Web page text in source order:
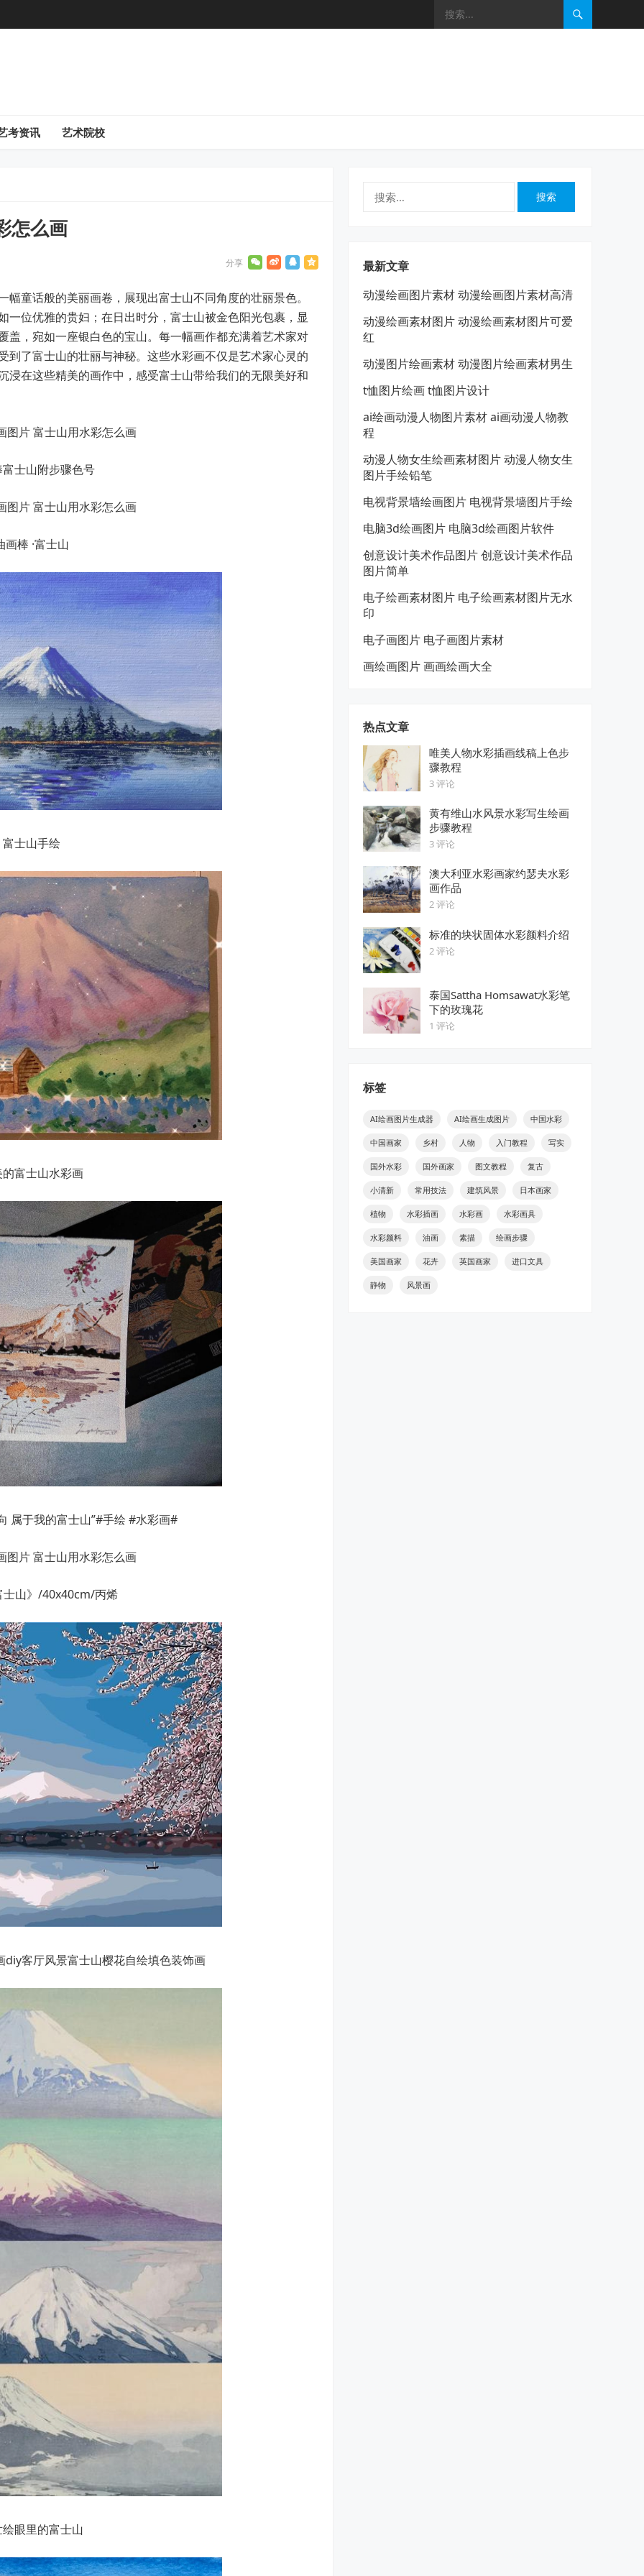
考资讯 艺术院校
怎么画
童话般的美丽画卷，展现出富士山不同角度的壮丽景色。
位优雅的贵妇；在日出时分，富士山被金色阳光包裹，显
盖，宛如一座银白色的宝山。每一幅画作都充满着艺术家对
了富士山的壮丽与神秘。这些水彩画不仅是艺术家心灵的
在这些精美的画作中，感受富士山带给我们的无限美好和
士山附步骤色号
画棒 ·富士山
富士山手绘
富士山水彩画
属于我的富士山”#手绘 #水彩画#
士山》/40x40cm/丙烯
客厅风景富士山樱花自绘填色装饰画
眼里的富士山
最新文章
动漫绘画图片素材 动漫绘画图片素材高清
动漫绘画素材图片 动漫绘画素材图片可爱
红
动漫图片绘画素材 动漫图片绘画素材男生
t恤图片绘画 t恤图片设计
ai绘画动漫人物图片素材 ai画动漫人物教
程
动漫人物女生绘画素材图片 动漫人物女生
图片手绘铅笔
电视背景墙绘画图片 电视背景墙图片手绘
电脑3d绘画图片 电脑3d绘画图片软件
创意设计美术作品图片 创意设计美术作品
图片简单
电子绘画素材图片 电子绘画素材图片无水
印
电子画图片 电子画图片素材
画绘画图片 画画绘画大全
热点文章
唯美人物水彩插画线稿上色步
骤教程
3 评论
黄有维山水风景水彩写生绘画
步骤教程
3 评论
澳大利亚水彩画家约瑟夫水彩
画作品
2 评论
标准的块状固体水彩颜料介绍
2 评论
泰国Sattha Homsawat水彩笔
下的玫瑰花
1 评论
标签
AI绘画图片生成器 AI绘画生成图片 中国水彩
中国画家 乡村 人物 入门教程 写实
国外水彩 国外画家 图文教程 复古
小清新 常用技法 建筑风景 日本画家
植物 水彩插画 水彩画 水彩画具
水彩颜料 油画 素描 绘画步骤
美国画家 花卉 英国画家 进口文具
静物 风景画